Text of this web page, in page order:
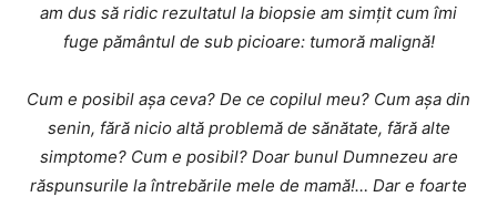
am dus să ridic rezultatul la biopsie am simțit cum îmi
fuge pământul de sub picioare: tumoră malignă!
Cum e posibil așa ceva? De ce copilul meu? Cum așa din
senin, fără nicio altă problemă de sănătate, fără alte
simptome? Cum e posibil? Doar bunul Dumnezeu are
răspunsurile la întrebările mele de mamă!… Dar e foarte